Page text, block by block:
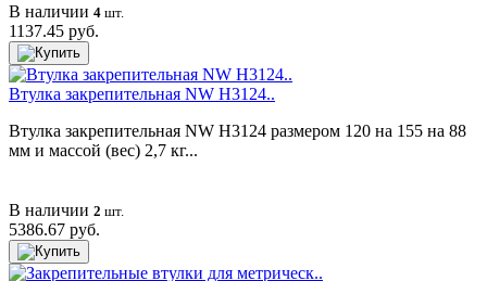
В наличии 4 шт.
1137.45 руб.
Втулка закрепительная NW H3124..
Втулка закрепительная NW H3124 размером 120 на 155 на 88
мм и массой (вес) 2,7 кг...
В наличии 2 шт.
5386.67 руб.